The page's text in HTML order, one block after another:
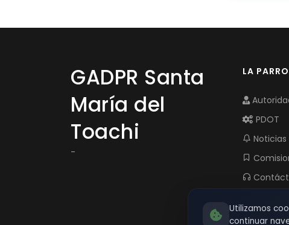
GADPR Santa
María del
Toachi
-
LA
PDOT
Noticias
Utilizamos
continuar